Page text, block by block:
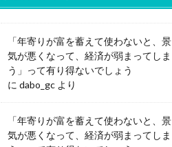
「年寄りが富を蓄えて使わないと、景
気が悪くなって、経済が弱まってしま
う」って有り得ないでしょう
に dabo_gc より
「年寄りが富を蓄えて使わないと、景
気が悪くなって、経済が弱まってしま